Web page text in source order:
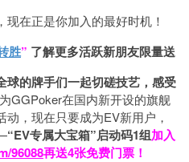
，现在正是你加入的最好时机！
胜” 了解更多活跃新朋友限量送
球的牌手们一起切磋技艺，感受
GGPoker在国内新开设的旗舰
，现在只要成为EV新用户，
“EV专属大宝箱”启动码1组加入
96088再送4张免费门票！